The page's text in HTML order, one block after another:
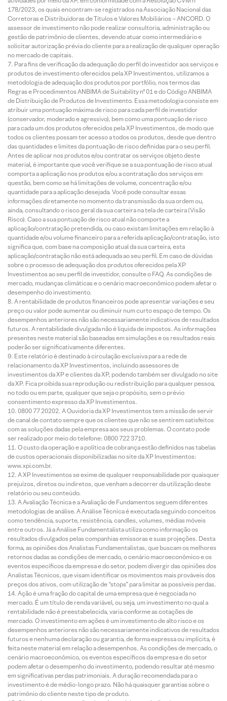
178/2023, os quais encontram-se registrados na Associação Nacional das
Corretoras e Distribuidoras de Títulos e Valores Mobiliários – ANCORD. O
assessor de investimento não pode realizar consultoria, administração ou
gestão de patrimônio de clientes, devendo atuar como intermediário e
solicitar autorização prévia do cliente para a realização de qualquer operação
no mercado de capitais.
Para fins de verificação da adequação do perfil do investidor aos serviços e
produtos de investimento oferecidos pela XP Investimentos, utilizamos a
metodologia de adequação dos produtos por portfólio, nos termos das
Regras e Procedimentos ANBIMA de Suitability nº 01 e do Código ANBIMA
de Distribuição de Produtos de Investimento. Essa metodologia consiste em
atribuir uma pontuação máxima de risco para cada perfil de investidor
(conservador, moderado e agressivo), bem como uma pontuação de risco
para cada um dos produtos oferecidos pela XP Investimentos, de modo que
todos os clientes possam ter acesso a todos os produtos, desde que dentro
das quantidades e limites da pontuação de risco definidas para o seu perfil.
Antes de aplicar nos produtos e/ou contratar os serviços objeto deste
material, é importante que você verifique se a sua pontuação de risco atual
comporta a aplicação nos produtos e/ou a contratação dos serviços em
questão, bem como se há limitações de volume, concentração e/ou
quantidade para a aplicação desejada. Você pode consultar essas
informações diretamente no momento da transmissão da sua ordem ou,
ainda, consultando o risco geral da sua carteira na tela de carteira (Visão
Risco). Caso a sua pontuação de risco atual não comporte a
aplicação/contratação pretendida, ou caso existam limitações em relação à
quantidade e/ou volume financeiro para a referida aplicação/contratação, isto
significa que, com base na composição atual da sua carteira, esta
aplicação/contratação não está adequada ao seu perfil. Em caso de dúvidas
sobre o processo de adequação dos produtos oferecidos pela XP
Investimentos ao seu perfil de investidor, consulte o FAQ. As condições de
mercado, mudanças climáticas e o cenário macroeconômico podem afetar o
desempenho do investimento.
A rentabilidade de produtos financeiros pode apresentar variações e seu
preço ou valor pode aumentar ou diminuir num curto espaço de tempo. Os
desempenhos anteriores não são necessariamente indicativos de resultados
futuros. A rentabilidade divulgada não é líquida de impostos. As informações
presentes neste material são baseadas em simulações e os resultados reais
poderão ser significativamente diferentes.
Este relatório é destinado à circulação exclusiva para a rede de
relacionamento da XP Investimentos, incluindo assessores de
investimentos da XP e clientes da XP, podendo também ser divulgado no site
da XP. Fica proibida sua reprodução ou redistribuição para qualquer pessoa,
no todo ou em parte, qualquer que seja o propósito, sem o prévio
consentimento expresso da XP Investimentos.
0800 77 20202. A Ouvidoria da XP Investimentos tem a missão de servir
de canal de contato sempre que os clientes que não se sentirem satisfeitos
com as soluções dadas pela empresa aos seus problemas. O contato pode
ser realizado por meio do telefone: 0800 722 3710.
O custo da operação e a política de cobrança estão definidos nas tabelas
de custos operacionais disponibilizadas no site da XP Investimentos:
www.xpi.com.br.
A XP Investimentos se exime de qualquer responsabilidade por quaisquer
prejuízos, diretos ou indiretos, que venham a decorrer da utilização deste
relatório ou seu conteúdo.
A Avaliação Técnica e a Avaliação de Fundamentos seguem diferentes
metodologias de análise. A Análise Técnica é executada seguindo conceitos
como tendência, suporte, resistência, candles, volumes, médias móveis
entre outros. Já a Análise Fundamentalista utiliza como informação os
resultados divulgados pelas companhias emissoras e suas projeções. Desta
forma, as opiniões dos Analistas Fundamentalistas, que buscam os melhores
retornos dadas as condições de mercado, o cenário macroeconômico e os
eventos específicos da empresa e do setor, podem divergir das opiniões dos
Analistas Técnicos, que visam identificar os movimentos mais prováveis dos
preços dos ativos, com utilização de “stops” para limitar as possíveis perdas.
Ação é uma fração do capital de uma empresa que é negociada no
mercado. É um título de renda variável, ou seja, um investimento no qual a
rentabilidade não é preestabelecida, varia conforme as cotações de
mercado. O investimento em ações é um investimento de alto risco e os
desempenhos anteriores não são necessariamente indicativos de resultados
futuros e nenhuma declaração ou garantia, de forma expressa ou implícita, é
feita neste material em relação a desempenhos. As condições de mercado, o
cenário macroeconômico, os eventos específicos da empresa e do setor
podem afetar o desempenho do investimento, podendo resultar até mesmo
em significativas perdas patrimoniais. A duração recomendada para o
investimento é de médio-longo prazo. Não há quaisquer garantias sobre o
patrimônio do cliente neste tipo de produto.